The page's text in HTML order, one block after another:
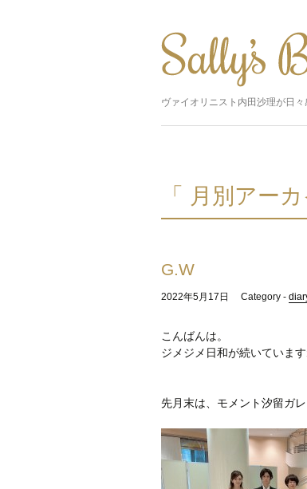
ヴァイオリニスト内田沙理が日
「 月別アー
G.W
2022年5月17日 Category -
こんばんは。
ジメジメ日和が続いていま
先月末は、モメント汐留ガ